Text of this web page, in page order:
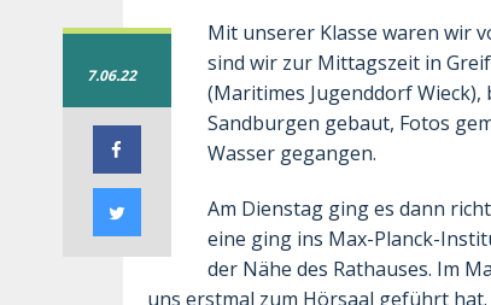
7.06.22
Mit unserer Klasse waren wir
sind wir zur Mittagszeit in
(Maritimes Jugenddorf
Sandburgen gebaut, Fotos
Wasser gegangen.
Am Dienstag ging es dann
eine ging ins Max-Planck-
der Nähe des Rathauses. Im
uns erstmal zum Hörsaal geführt